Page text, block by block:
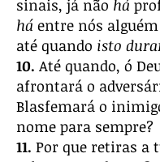
sinais, já não há
há entre nós
até quando isto
10. Até quando, ó
afrontará o
Blasfemará o
nome para sempre?
11. Por que retiras a